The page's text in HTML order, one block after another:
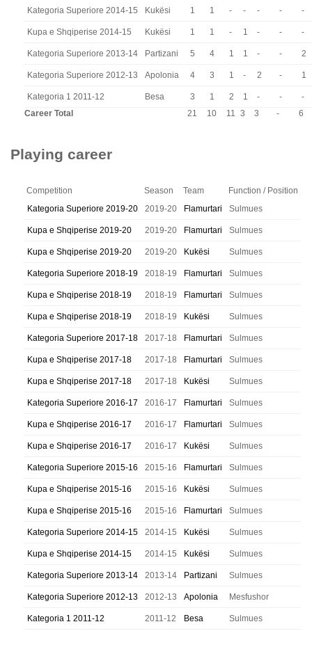
Kategoria Superiore 2014-15 Kukësi 1 1 - - - - -
Kupa e Shqiperise 2014-15 Kukësi 1 1 - 1 - - -
Kategoria Superiore 2013-14 Partizani 5 4 1 1 - - 2
Kategoria Superiore 2012-13 Apolonia 4 3 1 - 2 - 1
Kategoria 1 2011-12 Besa 3 1 2 1 - -
-
Career Total
21 10 11 3 3 - 6
Playing career
Competition Season Team
Function / Position
Kategoria Superiore 2019-20
2019-20 Flamurtari Sulmues
Kupa e Shqiperise 2019-20 2019-20 Flamurtari Sulmues
Kupa e Shqiperise 2019-20 2019-20 Kukësi Sulmues
Kategoria Superiore 2018-19 2018-19 Flamurtari Sulmues
Kupa e Shqiperise 2018-19 2018-19 Flamurtari Sulmues
Kupa e Shqiperise 2018-19 2018-19 Kukësi Sulmues
Kategoria Superiore 2017-18 2017-18 Flamurtari Sulmues
Kupa e Shqiperise 2017-18 2017-18 Flamurtari Sulmues
Kupa e Shqiperise 2017-18 2017-18 Kukësi Sulmues
Kategoria Superiore 2016-17 2016-17 Flamurtari Sulmues
Kupa e Shqiperise 2016-17 2016-17 Flamurtari Sulmues
Kupa e Shqiperise 2016-17 2016-17 Kukësi Sulmues
Kategoria Superiore 2015-16 2015-16 Flamurtari Sulmues
Kupa e Shqiperise 2015-16 2015-16 Kukësi Sulmues
Kupa e Shqiperise 2015-16 2015-16 Flamurtari Sulmues
Kategoria Superiore 2014-15 2014-15 Kukësi Sulmues
Kupa e Shqiperise 2014-15 2014-15 Kukësi Sulmues
Kategoria Superiore 2013-14 2013-14 Partizani Sulmues
Kategoria Superiore 2012-13 2012-13 Apolonia Mesfushor
Kategoria 1 2011-12 2011-12 Besa Sulmues